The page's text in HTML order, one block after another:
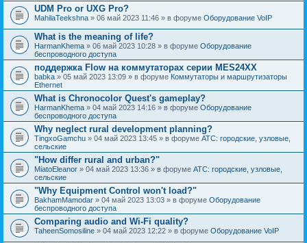
UDM Pro or UXG Pro?
MahilaTeekshna » 06 май 2023 11:46 » в форуме Оборудование VoIP
What is the meaning of life?
HarmanKhema » 06 май 2023 10:28 » в форуме Оборудование
беспроводного доступа
поддержка Flow на коммутаторах серии MES24XX
babka » 05 май 2023 13:09 » в форуме Коммутаторы и маршрутизаторы
Ethernet
What is Chronocolor Quest's gameplay?
HarmanKhema » 04 май 2023 14:16 » в форуме Оборудование
беспроводного доступа
Why neglect rural development planning?
TingxoGamchu » 04 май 2023 13:45 » в форуме АТС: городские, узловые,
сельские
"How differ rural and urban?"
MiatoEleanor » 04 май 2023 13:36 » в форуме АТС: городские, узловые,
сельские
"Why Equipment Control won't load?"
BakhamMamodar » 04 май 2023 13:03 » в форуме Оборудование
беспроводного доступа
Comparing audio and Wi-Fi quality?
TaheenSomosiline » 04 май 2023 12:22 » в форуме Оборудование VoIP